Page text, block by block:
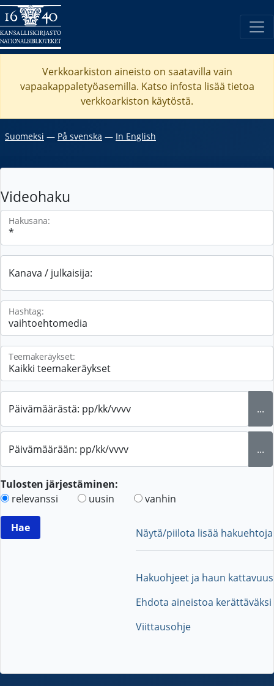
Verkkoarkiston aineisto on saatavilla vain
vapaakappaletyöasemilla. Katso infosta lisää tietoa
verkkoarkiston käytöstä.
Suomeksi ― På svenska ― In English
Videohaku
Hakusana:
Kanava / julkaisija:
Hashtag:
Teemakeräykset:
Päivämäärästä: pp/kk/vvvv ...
Päivämäärään: pp/kk/vvvv ...
Tulosten järjestäminen:
relevanssi
uusin vanhin
Näytä/piilota lisää hakuehtoja
Hakuohjeet ja haun kattavuus
Ehdota aineistoa kerättäväksi
Viittausohje